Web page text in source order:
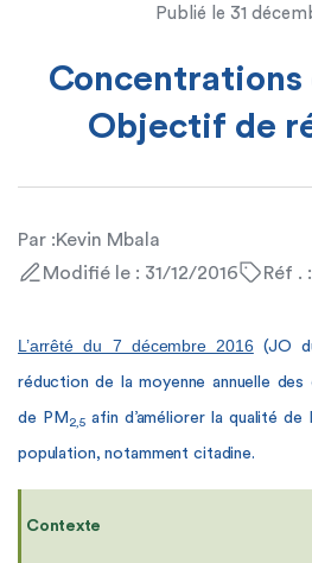
Expertise et solutions
Publié le 31
Concentrations
Objectif de
Par :Kevin Mbala
Modifié le : 31/12/2016
Réf .
L’arrêté du 7 décembre 2016(JO
réduction de la moyenne annuelle
de PM 2,5afin d’améliorer la qualité de
population, notamment citadine.
Contexte